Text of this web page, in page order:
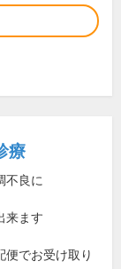
療
不良に
来ます
便でお受け取り